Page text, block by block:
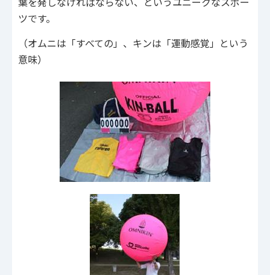
ツです。
（オムニは「すべての」、キンは「運動感覚」という
意味）